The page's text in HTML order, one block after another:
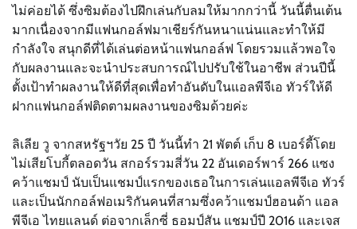
ไม่ค่อยได้ ซึ่งซิมต้องไปฝึกเล่นกับลมให้มากกว่านี้ วันนี้ตื่นเต้น
มากเนื่องจากมีแฟนกอล์ฟมาเชียร์กันหนาแน่นและทำให้มี
กำลังใจ สนุกดีที่ได้เล่นต่อหน้าแฟนกอล์ฟ โดยรวมแล้วพอใจ
กับผลงานและจะนำประสบการณ์ไปปรับใช้ในอาชีพ ส่วนปีนี้
ตั้งเป้าทำผลงานให้ดีที่สุดเพื่อทำอันดับในแอลพีจีเอ ทัวร์ให้ดี
ฝากแฟนกอล์ฟติดตามผลงานของซิมด้วยค่ะ
ลิเลีย วู จากสหรัฐฯวัย 25 ปี วันนี้ทำ 21 พัตต์ เก็บ 8 เบอร์ดี้โดย
ไม่เสียโบกี้ตลอดวัน สกอร์รวมสี่วัน 22 อันเดอร์พาร์ 266 แซง
คว้าแชมป์ นับเป็นแชมป์แรกของเธอในการเล่นแอลพีจีเอ ทัวร์
และเป็นนักกอล์ฟอเมริกันคนที่สามซึ่งคว้าแชมป์ฮอนด้า แอล
พีจีเอ ไทยแลนด์ ต่อจากเล็กซี่ ธอมป์สัน แชมป์ปี 2016 และเจส